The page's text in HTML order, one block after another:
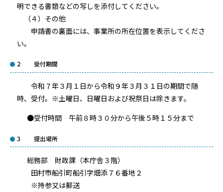
明できる書類などの写しを添付してください。
（４）その他
申請書の裏面には、事業所の所在位置を表示してくださ
い。
２ 受付期間
令和７年３月１日から令和９年３月３１日の期間で随
時、受付。※土曜日、日曜日および祝祭日は除きます。
●受付時間 午前８時３０分から午後５時１５分まで
３ 提出場所
総務部 財政課（本庁舎３階）
田村市船引町船引字畑添７６番地２
※持参又は郵送